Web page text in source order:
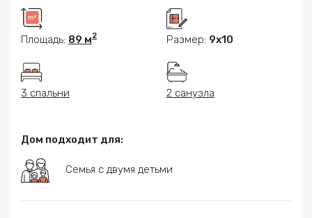
Площадь: 89 м2 Размер: 9x10
3 спальни 2 санузла
Дом подходит для:
Семья с двумя детьми